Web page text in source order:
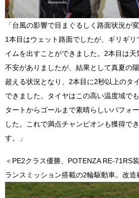
「台風の影響で目まぐるしく路面状況が
1本目はウェット路面でしたが、ギリギ
イムを出すことができました。2本目は
不安がありましたが、結果として真夏の
超える状況となり、2本目に2秒以上のタ
できました。タイヤはこの高い温度域で
タートからゴールまで素晴らしいパフォ
した。これで満点チャンピオンも獲得で
す。」
＜PE2クラス優勝、POTENZA RE-71RS
ランスミッション搭載の2輪駆動車。改造